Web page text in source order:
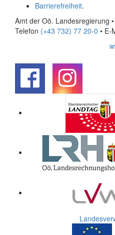
Barrierefreiheit.
Amt der Oö. Landesregierung
Telefon (+43 732) 77 20-0 • E-